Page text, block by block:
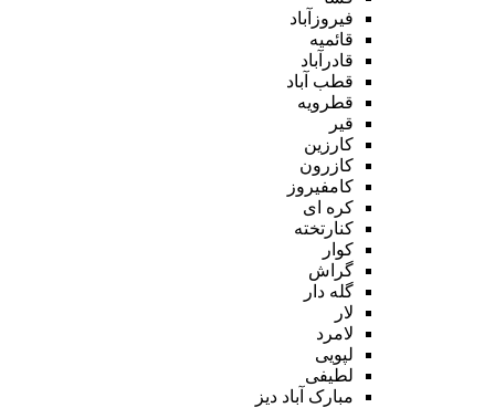
فیروزآباد
قائمیه
قادرآباد
قطب آباد
قطرویه
قیر
کارزین
کازرون
کامفیروز
کره ای
کنارتخته
کوار
گراش
گله دار
لار
لامرد
لپویی
لطیفی
مبارک آباد دیز